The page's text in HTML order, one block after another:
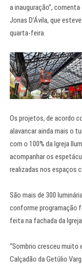
a inauguração”,
Jonas D’Ávila, que
quarta-feira.
Os projetos, de acordo
alavancar ainda mais o
com o 100% da Igreja
acompanhar os
realizadas nos espaços
São mais de 300
conforme programação
feita na fachada da
“Sombrio cresceu
Calçadão da Getúlio